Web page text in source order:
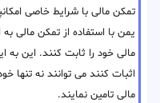
تمکن مالی با شرایط خاصی
یمن با استفاده از تمکن مالی
مالی خود را ثابت کنند. این به
اثبات کنند می توانند نه تنها
مالی تامین نمایند.